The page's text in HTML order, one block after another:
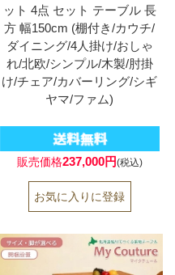
ット 4点 セット テーブル 長
方 幅150cm (棚付き/カウチ/
ダイニング/4人掛け/おしゃ
れ/北欧/シンプル/木製/肘掛
け/チェア/カバーリング/シギ
ヤマ/ファム)
販売価格237,000円(税込)